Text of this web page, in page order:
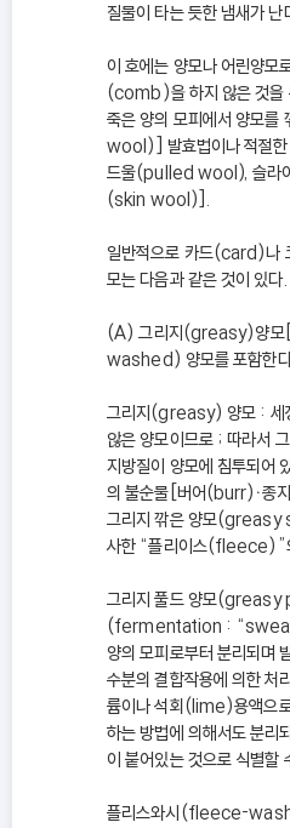
질물이 타는 듯한 냄새가 난
이 호에는 양모나 어린양
(comb)을 하지 않은 것을
죽은 양의 모피에서 양모
wool)] 발효법이나 적절한
드울(pulled wool), 슬라
(skin wool)].
일반적으로 카드(card)나
모는 다음과 같은 것이 있다.
(A) 그리지(greasy)양
washed) 양모를 포함한
그리지(greasy) 양모 : 세
않은 양모이므로 ; 따라서
지방질이 양모에 침투되어
의 불순물[버어(burr)ㆍ종
그리지 깎은 양모
사한 “플리이스(fleece)”
그리지 풀드 양모
(fermentation :
양의 모피로부터 분리되며
수분의 결합작용에 의한 처
륨이나 석회(lime)용액으
하는 방법에 의해서도 분리
이 붙어있는 것으로 식별할
플리스와시(fleece-